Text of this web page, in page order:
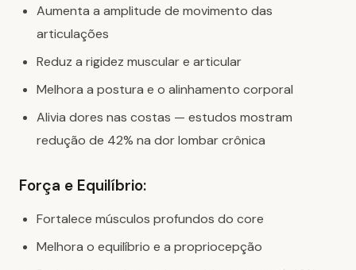
Aumenta a amplitude de movimento das
articulações
Reduz a rigidez muscular e articular
Melhora a postura e o alinhamento corporal
Alivia dores nas costas — estudos mostram
redução de 42% na dor lombar crônica
Força e Equilíbrio:
Fortalece músculos profundos do core
Melhora o equilíbrio e a propriocepção